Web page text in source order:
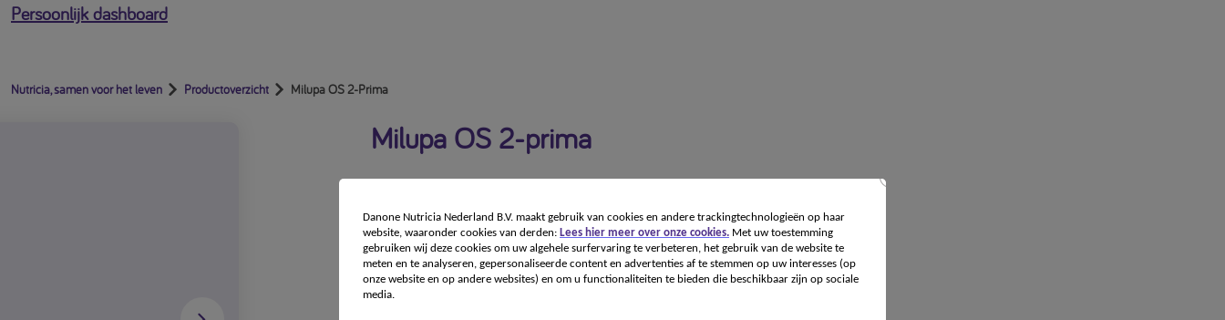
Persoonlijk dashboard
Nutricia, samen voor het leven Productoverzicht Milupa OS 2-Prima
Milupa OS 2-prima
1
Niet beschikbaar
Danone Nutricia Nederland B.V. maakt gebruik van cookies en andere trackingtechnologieën op haar
website, waaronder cookies van derden: Lees hier meer over onze cookies. Met uw toestemming
gebruiken wij deze cookies om uw algehele surfervaring te verbeteren, het gebruik van de website te
meten en te analyseren, gepersonaliseerde content en advertenties af te stemmen op uw interesses (op
onze website en op andere websites) en om u functionaliteiten te bieden die beschikbaar zijn op sociale
media.